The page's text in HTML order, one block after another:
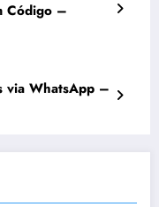
Código –
via WhatsApp –